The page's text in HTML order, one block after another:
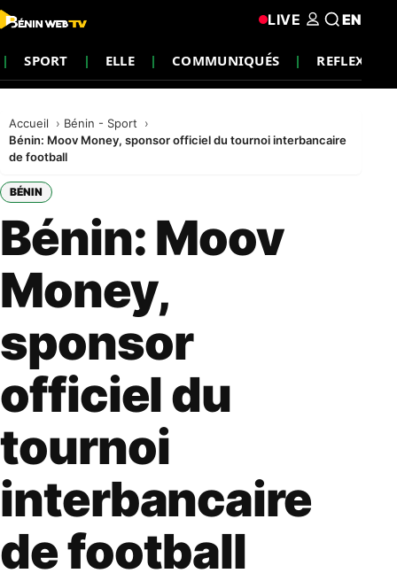
SPORT ELLE COMMUNIQUÉS REFLEXION
LIVE EN
Accueil
Bénin - Sport
Bénin: Moov Money, sponsor officiel du tournoi interbancaire
de football
BÉNIN
Bénin: Moov
Money,
sponsor
officiel du
tournoi
interbancaire
de football